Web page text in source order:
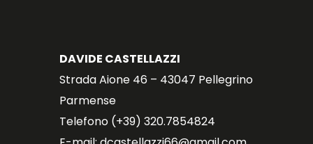
DAVIDE CASTELLAZZI
Strada Aione 46 – 43047 Pellegrino
Parmense
Telefono (+39) 320.7854824